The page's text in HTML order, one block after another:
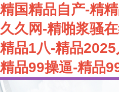
精国精品自产-精
久久网-精啪浆骚
精品1八-精品
精品99操逼-精品